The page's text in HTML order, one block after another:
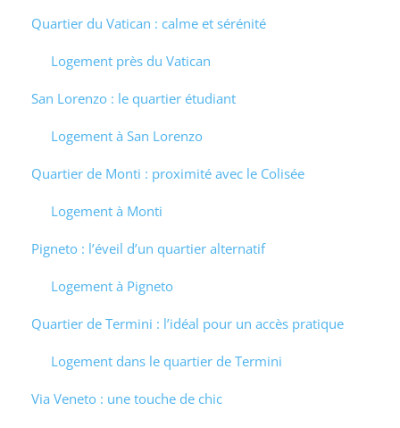
Quartier du Vatican : calme et sérénité
Logement près du Vatican
San Lorenzo : le quartier étudiant
Logement à San Lorenzo
Quartier de Monti : proximité avec le Colisée
Logement à Monti
Pigneto : l’éveil d’un quartier alternatif
Logement à Pigneto
Quartier de Termini : l’idéal pour un accès pratique
Logement dans le quartier de Termini
Via Veneto : une touche de chic